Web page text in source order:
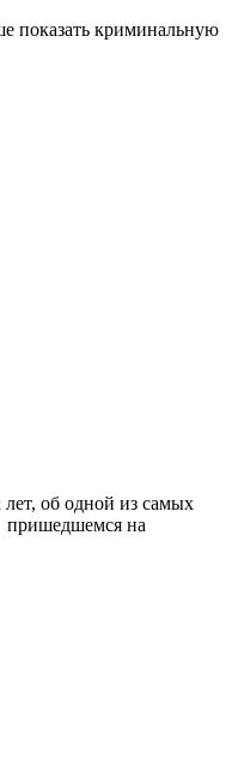
показать криминальную
об одной из самых
пришедшемся на